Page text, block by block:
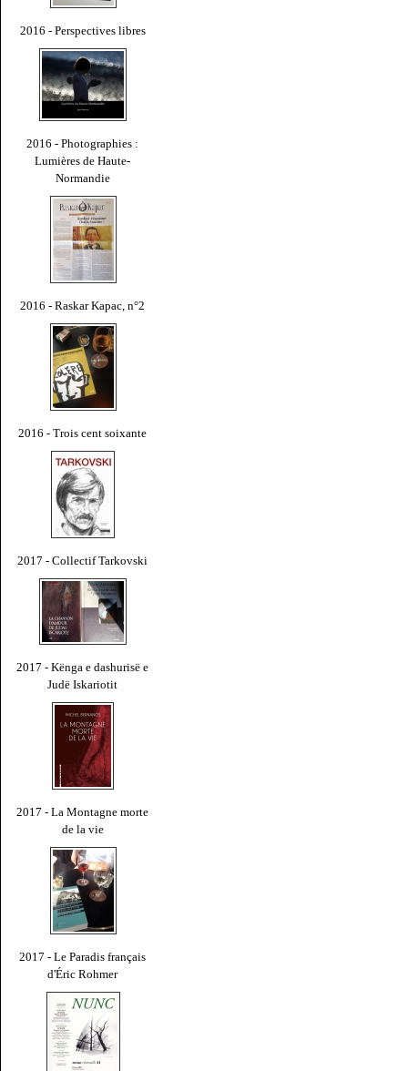
2016 - Perspectives libres
2016 - Photographies :
Lumières de Haute-
Normandie
2016 - Raskar Kapac, n°2
2016 - Trois cent soixante
2017 - Collectif Tarkovski
2017 - Kënga e dashurisë e
Judë Iskariotit
2017 - La Montagne morte
de la vie
2017 - Le Paradis français
d'Éric Rohmer